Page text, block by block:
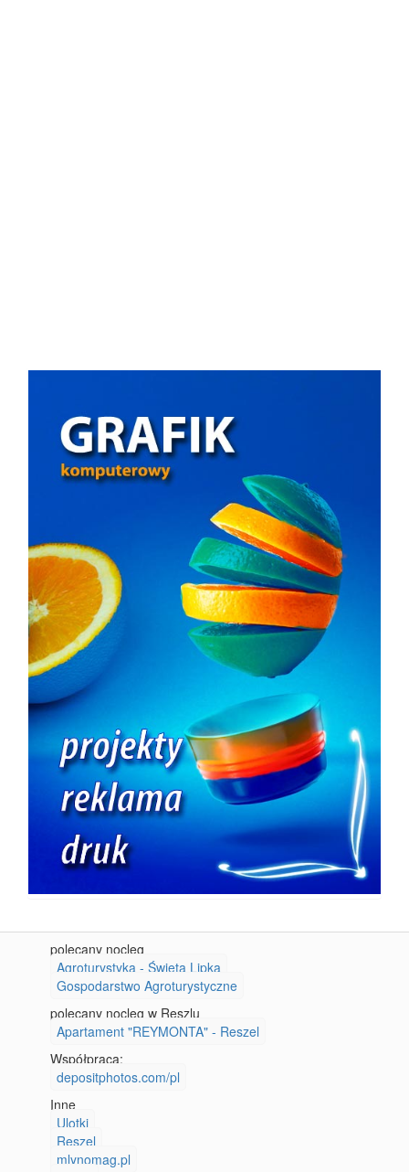
polecany nocleg
Agroturystyka - Święta Lipka
Gospodarstwo Agroturystyczne
polecany nocleg w Reszlu
Apartament "REYMONTA" - Reszel
Współpraca:
depositphotos.com/pl
Inne
Ulotki
Reszel
mlynomag.pl